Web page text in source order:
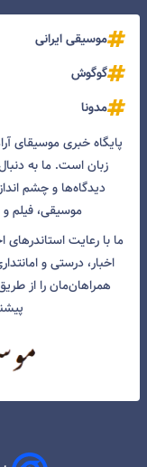
موسیقی ایرانی
گوگوش
مدونا
پایگاه خبری موسیقای
زبان است. ما به
دیدگاه‌ها و چشم
موسیقی، فیلم
ما با رعایت استاندرهای
اخبار، درستی و
همراهان‌مان را از